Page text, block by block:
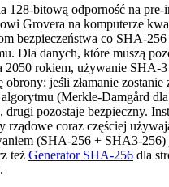
128-bitową odporność na pre-
Grovera na komputerze
bezpieczeństwa co SHA-
Dla danych, które muszą
2050 rokiem, używanie SHA-
obrony: jeśli złamanie
(Merkle-Damgård
pozostaje bezpieczny.
rządowe coraz częściej
(SHA-256 + SHA3-256)
też Generator SHA-256 dla